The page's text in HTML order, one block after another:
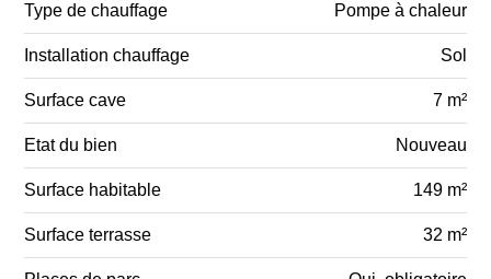
Type de chauffage Pompe à chaleur
Installation chauffage Sol
Surface cave 7 m²
Etat du bien Nouveau
Surface habitable 149 m²
Surface terrasse 32 m²